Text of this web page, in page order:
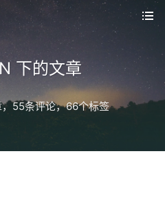
下的文章
55条评论，66个标签